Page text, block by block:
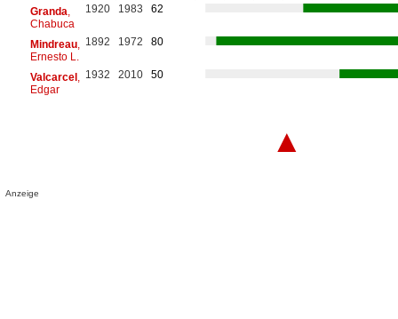
Granda
Chabuca
1920 1983 62
Mindreau,
Ernesto L.
1892 1972 80
Valcarcel,
Edgar
1932 2010 50
▲
Anzeige